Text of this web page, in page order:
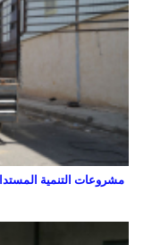
مشروعات التنمية